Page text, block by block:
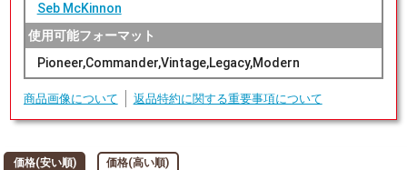
Seb McKinnon
使用可能フォーマット
Pioneer,Commander,Vintage,Legacy,Modern
商品画像について 返品特約に関する重要事項について
価格(安い順) 価格(高い順)